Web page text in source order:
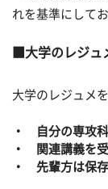
れを基準にして
大学のレジュ
大学のレジュメ
・ 自分の専攻
・ 関連講義を
・ 先輩方は保